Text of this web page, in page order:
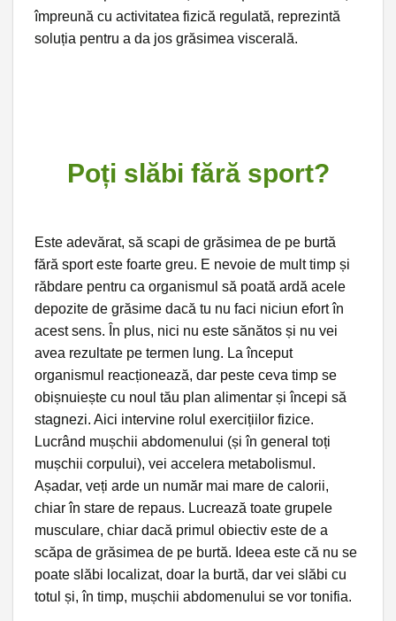
împreună cu activitatea fizică regulată, reprezintă
soluția pentru a da jos grăsimea viscerală.
Poți slăbi fără sport?
Este adevărat, să scapi de grăsimea de pe burtă
fără sport este foarte greu. E nevoie de mult timp și
răbdare pentru ca organismul să poată ardă acele
depozite de grăsime dacă tu nu faci niciun efort în
acest sens. În plus, nici nu este sănătos și nu vei
avea rezultate pe termen lung. La început
organismul reacționează, dar peste ceva timp se
obișnuiește cu noul tău plan alimentar și începi să
stagnezi. Aici intervine rolul exercițiilor fizice.
Lucrând mușchii abdomenului (și în general toți
mușchii corpului), vei accelera metabolismul.
Așadar, veți arde un număr mai mare de calorii,
chiar în stare de repaus. Lucrează toate grupele
musculare, chiar dacă primul obiectiv este de a
scăpa de grăsimea de pe burtă. Ideea este că nu se
poate slăbi localizat, doar la burtă, dar vei slăbi cu
totul și, în timp, mușchii abdomenului se vor tonifia.